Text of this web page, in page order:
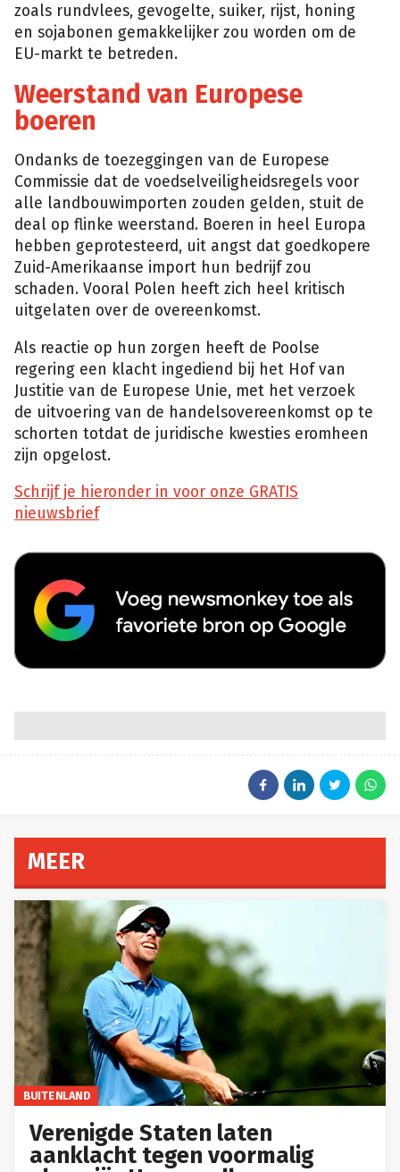
zoals rundvlees, gevogelte, suiker, rijst, honing
en sojabonen gemakkelijker zou worden om de
EU-markt te betreden.
Weerstand van Europese
boeren
Ondanks de toezeggingen van de Europese
Commissie dat de voedselveiligheidsregels voor
alle landbouwimporten zouden gelden, stuit de
deal op flinke weerstand. Boeren in heel Europa
hebben geprotesteerd, uit angst dat goedkopere
Zuid-Amerikaanse import hun bedrijf zou
schaden. Vooral Polen heeft zich heel kritisch
uitgelaten over de overeenkomst.
Als reactie op hun zorgen heeft de Poolse
regering een klacht ingediend bij het Hof van
Justitie van de Europese Unie, met het verzoek
de uitvoering van de handelsovereenkomst op te
schorten totdat de juridische kwesties eromheen
zijn opgelost.
Schrijf je hieronder in voor onze GRATIS
nieuwsbrief
MEER
BUITENLAND
Verenigde Staten laten
aanklacht tegen voormalig